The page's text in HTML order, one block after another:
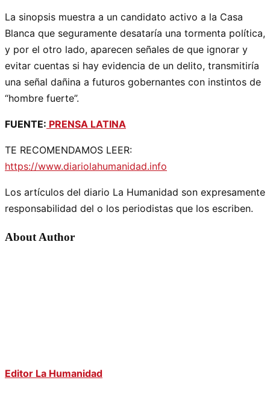
La sinopsis muestra a un candidato activo a la Casa
Blanca que seguramente desataría una tormenta política,
y por el otro lado, aparecen señales de que ignorar y
evitar cuentas si hay evidencia de un delito, transmitiría
una señal dañina a futuros gobernantes con instintos de
“hombre fuerte”.
FUENTE: PRENSA LATINA
TE RECOMENDAMOS LEER:
https://www.diariolahumanidad.info
Los artículos del diario La Humanidad son expresamente
responsabilidad del o los periodistas que los escriben.
About Author
Editor La Humanidad